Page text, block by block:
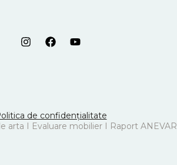
de confidențialitate
arta I Evaluare mobilier I Raport ANEVAR